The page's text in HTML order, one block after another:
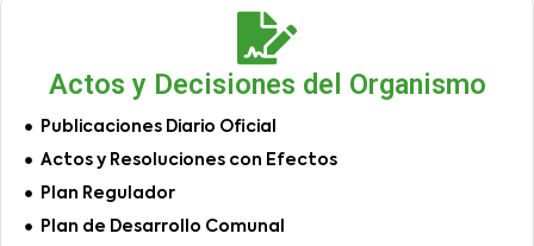
Actos y Decisiones del Organismo
Publicaciones Diario Oficial
Actos y Resoluciones con Efectos
Plan Regulador
Plan de Desarrollo Comunal